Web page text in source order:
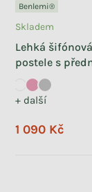
Benlemi®
Lehká
postele s
+ další
Skladem
1 090 Kč